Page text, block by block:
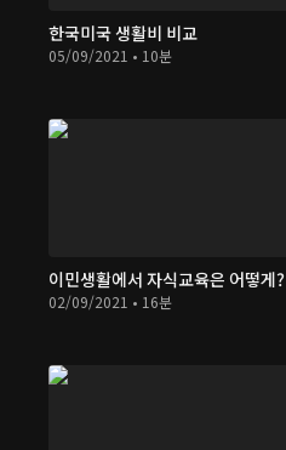
한국미국 생활비 비교
05/09/2021 • 10분
이민생활에서 자식교육은 어떻게?
02/09/2021 • 16분